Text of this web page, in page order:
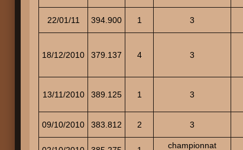
22/01/11 394.900 1 3
18/12/2010 379.137 4 3
13/11/2010 389.125 1 3
09/10/2010 383.812 2 3
championnat